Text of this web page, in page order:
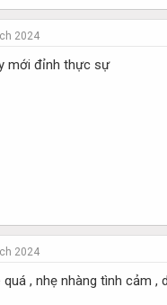
2024
mới đỉnh thực sự
2024
quá , nhẹ nhàng tình cảm ,